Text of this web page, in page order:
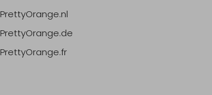
PrettyOrange.nl
PrettyOrange.de
PrettyOrange.fr